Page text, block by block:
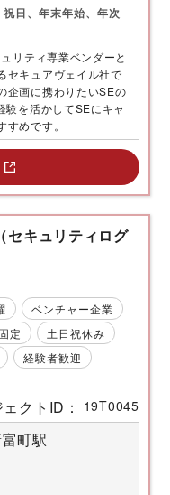
日、年末年始、年次
リティ専業ベンダーと
セキュアヴェイル社で
企画に携わりたいSEの
験を活かしてSEにキャ
めです。
セキュリティログ
ベンチャー企業
定
土日祝休み
経験者歓迎
クトID 19T0045
町駅